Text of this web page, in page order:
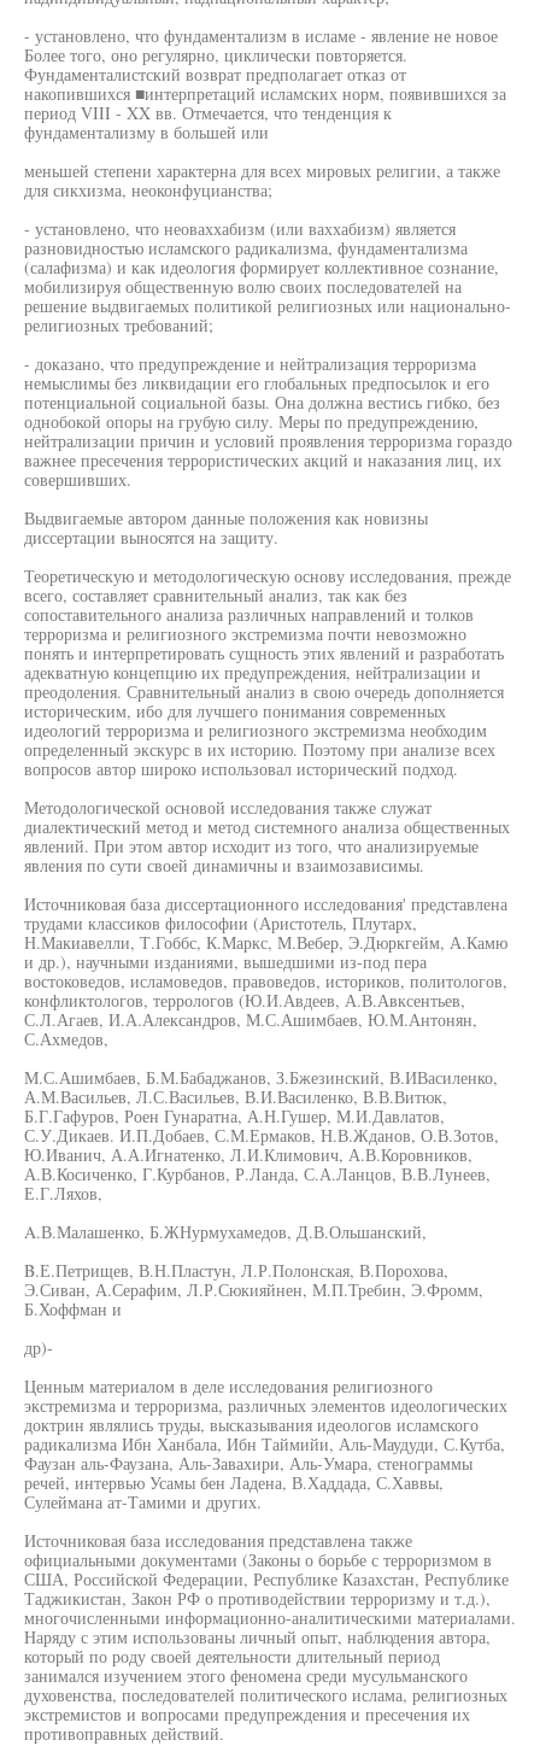
- установлено, что фундаментализм в исламе - явление не новое
Более того, оно регулярно, циклически повторяется.
Фундаменталистский возврат предполагает отказ от
накопившихся ■интерпретаций исламских норм, появившихся за
период VIII - XX вв. Отмечается, что тенденция к
фундаментализму в большей или
меньшей степени характерна для всех мировых религии, а также
для сикхизма, неоконфуцианства;
- установлено, что неоваххабизм (или ваххабизм) является
разновидностью исламского радикализма, фундаментализма
(салафизма) и как идеология формирует коллективное сознание,
мобилизируя общественную волю своих последователей на
решение выдвигаемых политикой религиозных или национально-
религиозных требований;
- доказано, что предупреждение и нейтрализация терроризма
немыслимы без ликвидации его глобальных предпосылок и его
потенциальной социальной базы. Она должна вестись гибко, без
однобокой опоры на грубую силу. Меры по предупреждению,
нейтрализации причин и условий проявления терроризма гораздо
важнее пресечения террористических акций и наказания лиц, их
совершивших.
Выдвигаемые автором данные положения как новизны
диссертации выносятся на защиту.
Теоретическую и методологическую основу исследования, прежде
всего, составляет сравнительный анализ, так как без
сопоставительного анализа различных направлений и толков
терроризма и религиозного экстремизма почти невозможно
понять и интерпретировать сущность этих явлений и разработать
адекватную концепцию их предупреждения, нейтрализации и
преодоления. Сравнительный анализ в свою очередь дополняется
историческим, ибо для лучшего понимания современных
идеологий терроризма и религиозного экстремизма необходим
определенный экскурс в их историю. Поэтому при анализе всех
вопросов автор широко использовал исторический подход.
Методологической основой исследования также служат
диалектический метод и метод системного анализа общественных
явлений. При этом автор исходит из того, что анализируемые
явления по сути своей динамичны и взаимозависимы.
Источниковая база диссертационного исследования' представлена
трудами классиков философии (Аристотель, Плутарх,
Н.Макиавелли, Т.Гоббс, К.Маркс, М.Вебер, Э.Дюркгейм, А.Камю
и др.), научными изданиями, вышедшими из-под пера
востоковедов, исламоведов, правоведов, историков, политологов,
конфликтологов, террологов (Ю.И.Авдеев, А.В.Авксентьев,
С.Л.Агаев, И.А.Александров, М.С.Ашимбаев, Ю.М.Антонян,
С.Ахмедов,
М.С.Ашимбаев, Б.М.Бабаджанов, З.Бжезинский, В.ИВасиленко,
А.М.Васильев, Л.С.Васильев, В.И.Василенко, В.В.Витюк,
Б.Г.Гафуров, Роен Гунаратна, А.Н.Гушер, М.И.Давлатов,
С.У.Дикаев. И.П.Добаев, С.М.Ермаков, Н.В.Жданов, О.В.Зотов,
Ю.Иванич, А.А.Игнатенко, Л.И.Климович, А.В.Коровников,
А.В.Косиченко, Г.Курбанов, Р.Ланда, С.А.Ланцов, В.В.Лунеев,
Е.Г.Ляхов,
A.В.Малашенко, Б.ЖНурмухамедов, Д.В.Ольшанский,
B.Е.Петрищев, В.Н.Пластун, Л.Р.Полонская, В.Порохова,
Э.Сиван, А.Серафим, Л.Р.Сюкияйнен, М.П.Требин, Э.Фромм,
Б.Хоффман и
др)-
Ценным материалом в деле исследования религиозного
экстремизма и терроризма, различных элементов идеологических
доктрин являлись труды, высказывания идеологов исламского
радикализма Ибн Ханбала, Ибн Таймийи, Аль-Маудуди, С.Кутба,
Фаузан аль-Фаузана, Аль-Завахири, Аль-Умара, стенограммы
речей, интервью Усамы бен Ладена, В.Хаддада, С.Хаввы,
Сулеймана ат-Тамими и других.
Источниковая база исследования представлена также
официальными документами (Законы о борьбе с терроризмом в
США, Российской Федерации, Республике Казахстан, Республике
Таджикистан, Закон РФ о противодействии терроризму и т.д.),
многочисленными информационно-аналитическими материалами.
Наряду с этим использованы личный опыт, наблюдения автора,
который по роду своей деятельности длительный период
занимался изучением этого феномена среди мусульманского
духовенства, последователей политического ислама, религиозных
экстремистов и вопросами предупреждения и пресечения их
противоправных действий.